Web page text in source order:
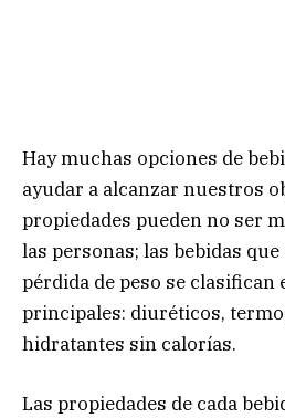
Hay muchas opciones de
ayudar a alcanzar nuestros
propiedades pueden no ser
las personas; las bebidas
pérdida de peso se
principales: diuréticos,
hidratantes sin calorías.
Las propiedades de cada